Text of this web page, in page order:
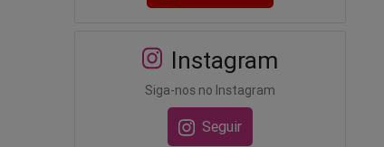
Instagram
Siga-nos no Instagram
Seguir